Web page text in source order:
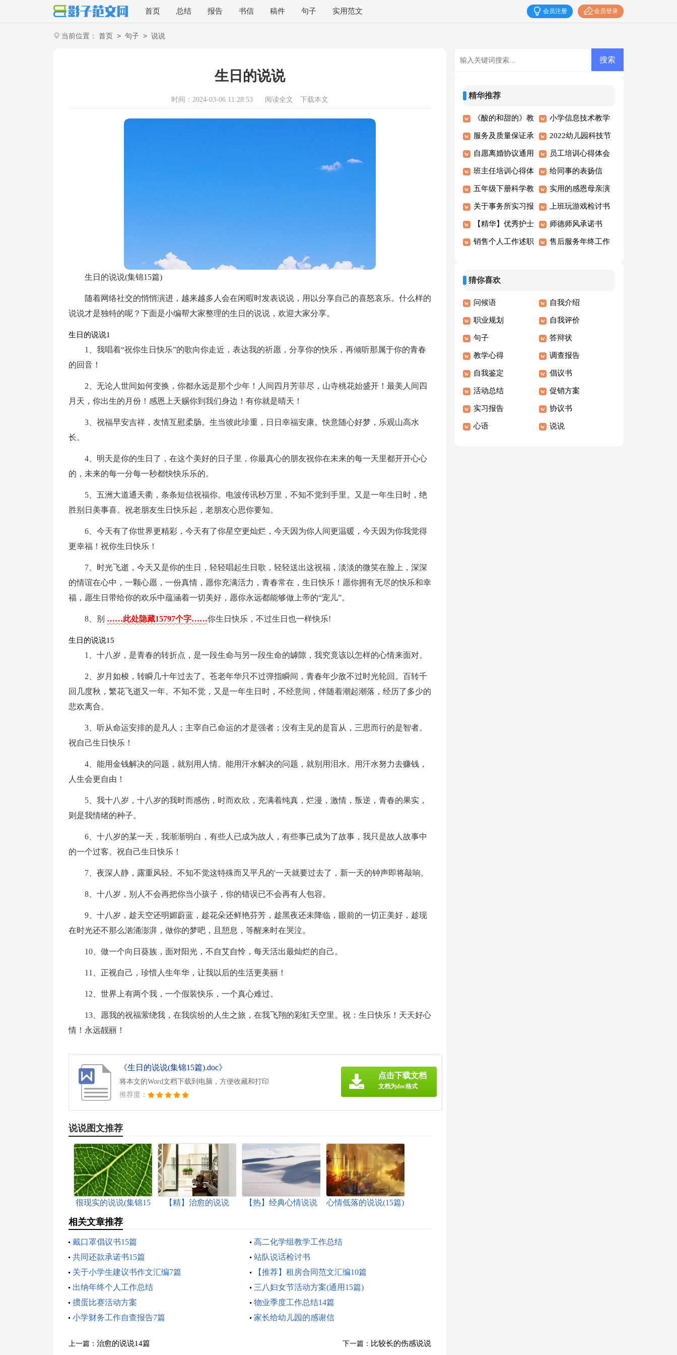
首页 总结 报告 书信 稿件 句子 实用范文 会员登录
会员注册
当前位置： 首页 > 句子 > 说说
生日的说说
时间：2024-03-06 11:28:53 阅读全文 下载本文
生日的说说(集锦15篇)
随着网络社交的悄悄演进，越来越多人会在闲暇时发表说说，用以分享自己的喜怒哀乐。什么样的
说说才是独特的呢？下面是小编帮大家整理的生日的说说，欢迎大家分享。
生日的说说1
1、我唱着“祝你生日快乐”的歌向你走近，表达我的祈愿，分享你的快乐，再倾听那属于你的青春
的回音！
2、无论人世间如何变换，你都永远是那个少年！人间四月芳菲尽，山寺桃花始盛开！最美人间四
月天，你出生的月份！感恩上天赐你到我们身边！有你就是晴天！
3、祝福早安吉祥，友情互慰柔肠。生当彼此珍重，日日幸福安康。快意随心好梦，乐观山高水
长。
4、明天是你的生日了，在这个美好的日子里，你最真心的朋友祝你在未来的每一天里都开开心心
的，未来的每一分每一秒都快快乐乐的。
5、五洲大道通天衢，条条短信祝福你。电波传讯秒万里，不知不觉到手里。又是一年生日时，绝
胜别日美事喜。祝老朋友生日快乐起，老朋友心思你要知。
6、今天有了你世界更精彩，今天有了你星空更灿烂，今天因为你人间更温暖，今天因为你我觉得
更幸福！祝你生日快乐！
7、时光飞逝，今天又是你的生日，轻轻唱起生日歌，轻轻送出这祝福，淡淡的微笑在脸上，深深
的情谊在心中，一颗心愿，一份真情，愿你充满活力，青春常在，生日快乐！愿你拥有无尽的快乐和幸
福，愿生日带给你的欢乐中蕴涵着一切美好，愿你永远都能够做上帝的“宠儿”。
8、别 ……此处隐藏15797个字……你生日快乐，不过生日也一样快乐!
生日的说说15
1、十八岁，是青春的转折点，是一段生命与另一段生命的罅隙，我究竟该以怎样的心情来面对。
2、岁月如梭，转瞬几十年过去了。苍老年华只不过弹指瞬间，青春年少敌不过时光轮回。百转千
回几度秋，繁花飞逝又一年。不知不觉，又是一年生日时，不经意间，伴随着潮起潮落，经历了多少的
悲欢离合。
3、听从命运安排的是凡人；主宰自己命运的才是强者；没有主见的是盲从，三思而行的是智者。
祝自己生日快乐！
4、能用金钱解决的问题，就别用人情。能用汗水解决的问题，就别用泪水。用汗水努力去赚钱，
人生会更自由！
5、我十八岁，十八岁的我时而感伤，时而欢欣，充满着纯真，烂漫，激情，叛逆，青春的果实，
则是我情绪的种子。
6、十八岁的某一天，我渐渐明白，有些人已成为故人，有些事已成为了故事，我只是故人故事中
的一个过客。祝自己生日快乐！
7、夜深人静，露重风轻。不知不觉这特殊而又平凡的'一天就要过去了，新一天的钟声即将敲响。
8、十八岁，别人不会再把你当小孩子，你的错误已不会再有人包容。
9、十八岁，趁天空还明媚蔚蓝，趁花朵还鲜艳芬芳，趁黑夜还未降临，眼前的一切正美好，趁现
在时光还不那么汹涌澎湃，做你的梦吧，且憩息，等醒来时在哭泣。
10、做一个向日葵族，面对阳光，不自艾自怜，每天活出最灿烂的自己。
11、正视自己，珍惜人生年华，让我以后的生活更美丽！
12、世界上有两个我，一个假装快乐，一个真心难过。
13、愿我的祝福萦绕我，在我缤纷的人生之旅，在我飞翔的彩虹天空里。祝：生日快乐！天天好心
情！永远靓丽！
《生日的说说(集锦15篇).doc》
将本文的Word文档下载到电脑，方便收藏和打印
推荐度：
点击下载文档
文档为doc格式
说说图文推荐
很现实的说说(集锦15
【精】治愈的说说 【热】经典心情说说 心情低落的说说(15篇)
相关文章推荐
戴口罩倡议书15篇
高二化学组教学工作总结
共同还款承诺书15篇
站队说话检讨书
关于小学生建议书作文汇编7篇
【推荐】租房合同范文汇编10篇
出纳年终个人工作总结
三八妇女节活动方案(通用15篇)
掼蛋比赛活动方案
物业季度工作总结14篇
小学财务工作自查报告7篇
家长给幼儿园的感谢信
上一篇： 治愈的说说14篇 下一篇： 比较长的伤感说说
精华推荐
《酸的和甜的》教
学反思15篇
小学信息技术教学
计划15篇
服务及质量保证承
诺书
2022幼儿园科技节
活动方案
自愿离婚协议通用
15篇
员工培训心得体会
(15篇)
班主任培训心得体
会(合集15篇)
给同事的表扬信
五年级下册科学教
学计划15篇
实用的感恩母亲演
讲稿4篇
关于事务所实习报
告合集9篇
上班玩游戏检讨书
15篇
【精华】优秀护士
演讲稿模板6篇
师德师风承诺书
(15篇)
销售个人工作述职 售后服务年终工作
猜你喜欢
问候语 自我介绍
职业规划 自我评价
句子 答辩状
教学心得 调查报告
自我鉴定 倡议书
活动总结 促销方案
实习报告 协议书
心语 说说